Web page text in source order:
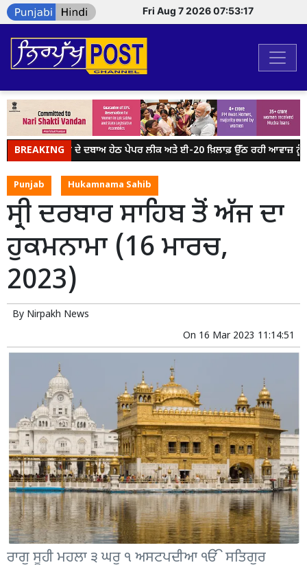
Fri Aug 7 2026 07:53:18
BREAKING
ਮੋਦੀ ਸਰਕਾਰ ਦੇ ਦਬਾਅ ਹੇਠ ਪੇਪਰ ਲੀਕ ਅਤੇ ਈ-20 ਖ਼ਿਲਾਫ਼ ਉੱਠ ਰਹੀ ਆਵਾਜ਼ ਨੂੰ ਦਬਾ
Punjab Hukamnama Sahib
ਸ੍ਰੀ ਦਰਬਾਰ ਸਾਹਿਬ ਤੋਂ ਅੱਜ ਦਾ
ਹੁਕਮਨਾਮਾ (16 ਮਾਰਚ,
2023)
By Nirpakh News
On 16 Mar 2023 11:14:51
ਰਾਗੁ ਸੂਹੀ ਮਹਲਾ ੩ ਘਰੁ ੧ ਅਸਟਪਦੀਆ ੴ ਸਤਿਗੁਰ